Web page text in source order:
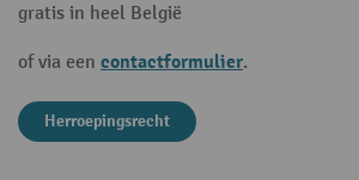
gratis in heel België
of via een contactformulier.
Herroepingsrecht